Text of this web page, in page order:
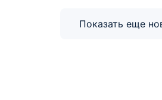
Показать еще